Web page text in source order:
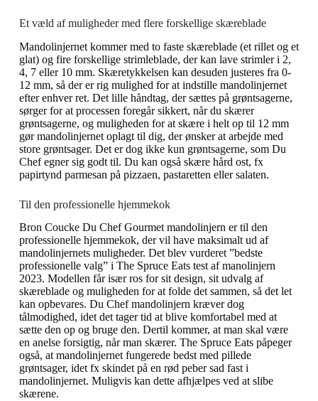
Et væld af muligheder med flere forskellige skæreblade
Mandolinjernet kommer med to faste skæreblade (et rillet og et
glat) og fire forskellige strimleblade, der kan lave strimler i 2,
4, 7 eller 10 mm. Skæretykkelsen kan desuden justeres fra 0-
12 mm, så der er rig mulighed for at indstille mandolinjernet
efter enhver ret. Det lille håndtag, der sættes på grøntsagerne,
sørger for at processen foregår sikkert, når du skærer
grøntsagerne, og muligheden for at skære i helt op til 12 mm
gør mandolinjernet oplagt til dig, der ønsker at arbejde med
store grøntsager. Det er dog ikke kun grøntsagerne, som Du
Chef egner sig godt til. Du kan også skære hård ost, fx
papirtynd parmesan på pizzaen, pastaretten eller salaten.
Til den professionelle hjemmekok
Bron Coucke Du Chef Gourmet mandolinjern er til den
professionelle hjemmekok, der vil have maksimalt ud af
mandolinjernets muligheder. Det blev vurderet ”bedste
professionelle valg” i The Spruce Eats test af manolinjern
2023. Modellen får især ros for sit design, sit udvalg af
skæreblade og muligheden for at folde det sammen, så det let
kan opbevares. Du Chef mandolinjern kræver dog
tålmodighed, idet det tager tid at blive komfortabel med at
sætte den op og bruge den. Dertil kommer, at man skal være
en anelse forsigtig, når man skærer. The Spruce Eats påpeger
også, at mandolinjernet fungerede bedst med pillede
grøntsager, idet fx skindet på en rød peber sad fast i
mandolinjernet. Muligvis kan dette afhjælpes ved at slibe
skærene.